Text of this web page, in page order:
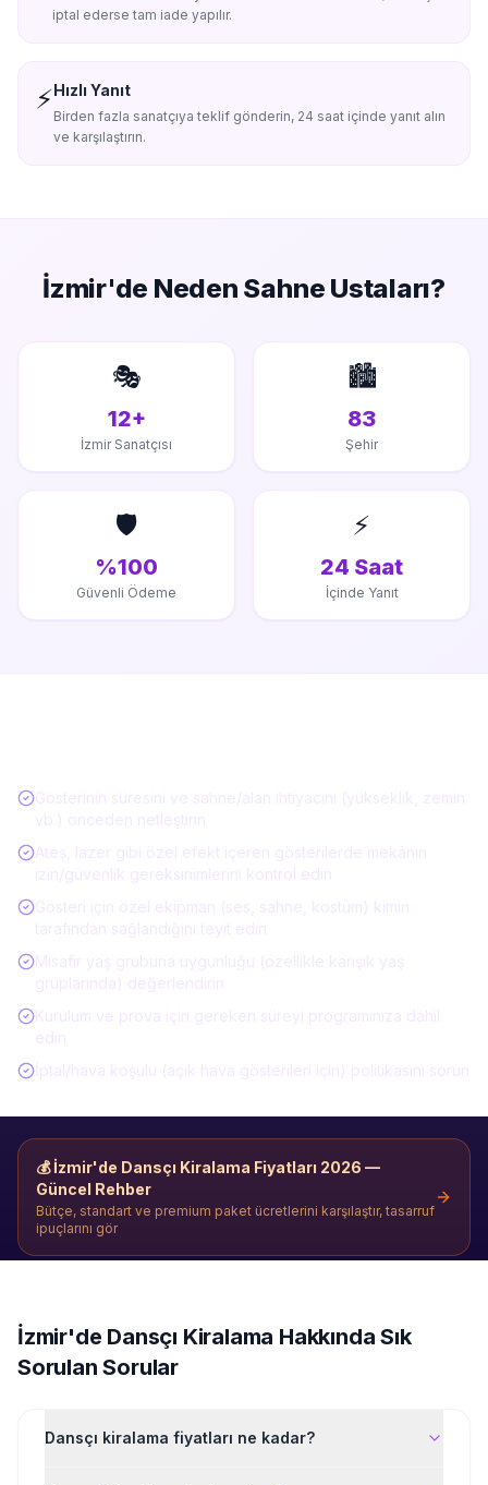
iptal ederse tam iade yapılır.
⚡Hızlı Yanıt
Birden fazla sanatçıya teklif gönderin, 24 saat içinde yanıt alın
ve karşılaştırın.
İzmir'de Neden Sahne Ustaları?
🎭
12+
İzmir Sanatçısı
🏙️
83
Şehir
🛡️
%100
Güvenli Ödeme
⚡
24 Saat
İçinde Yanıt
💰İzmir'de Dansçı Kiralama Fiyatları 2026 —
Güncel Rehber
Bütçe, standart ve premium paket ücretlerini karşılaştır, tasarruf
ipuçlarını gör
İzmir'de Dansçı Kiralama Hakkında Sık
Sorulan Sorular
Dansçı kiralama fiyatları ne kadar?